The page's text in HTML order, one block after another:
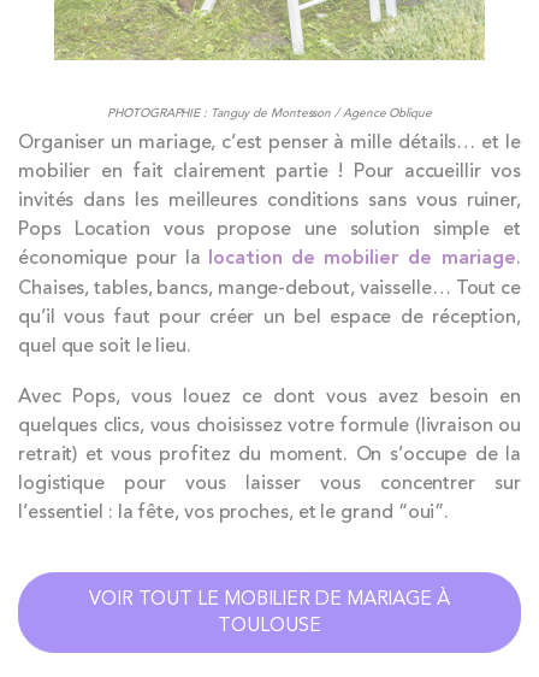
PHOTOGRAPHIE : Tanguy de Montesson / Agence Oblique
Organiser un mariage, c’est penser à mille détails… et le
mobilier en fait clairement partie ! Pour accueillir vos
invités dans les meilleures conditions sans vous ruiner,
Pops Location vous propose une solution simple et
économique pour la location de mobilier de mariage.
Chaises, tables, bancs, mange-debout, vaisselle… Tout ce
qu’il vous faut pour créer un bel espace de réception,
quel que soit le lieu.
Avec Pops, vous louez ce dont vous avez besoin en
quelques clics, vous choisissez votre formule (livraison ou
retrait) et vous profitez du moment. On s’occupe de la
logistique pour vous laisser vous concentrer sur
l’essentiel : la fête, vos proches, et le grand “oui”.
VOIR TOUT LE MOBILIER DE MARIAGE À
TOULOUSE